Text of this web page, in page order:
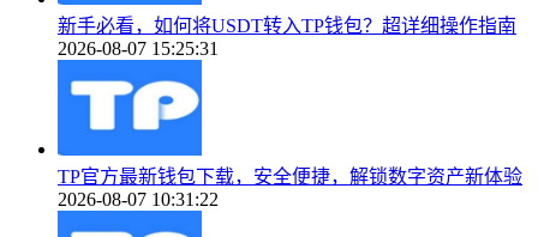
新手必看，如何将USDT转入TP钱包？超详细操作指南
2026-08-07 15:25:31
TP官方最新钱包下载，安全便捷，解锁数字资产新体验
2026-08-07 10:31:22